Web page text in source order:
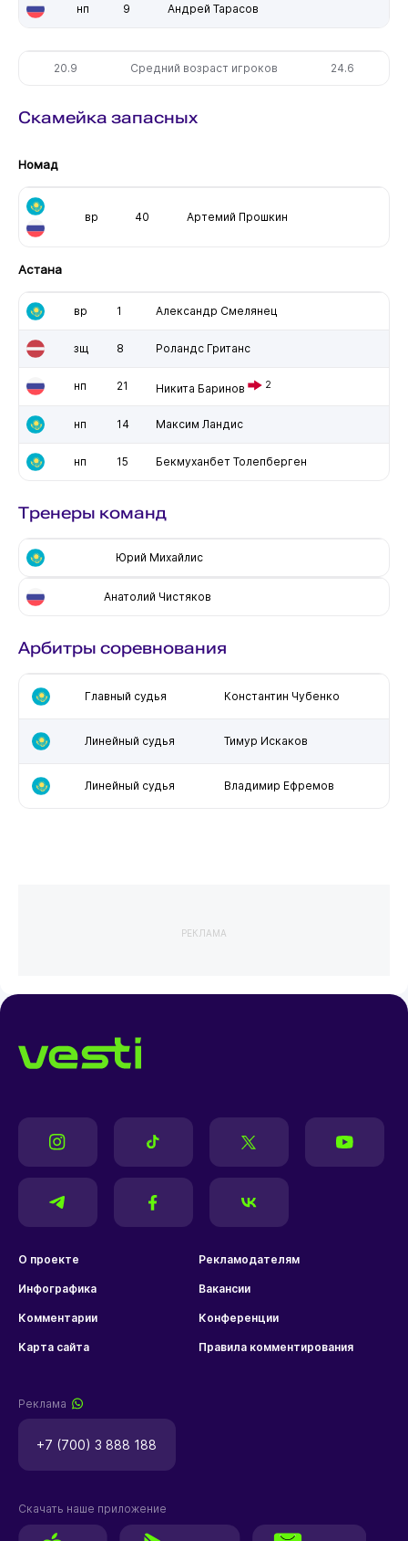
нп 9 Андрей Тарасов
20.9 Средний возраст игроков 24.6
Скамейка запасных
Номад
вр 40 Артемий Прошкин
Астана
вр 1 Александр Смелянец
зщ 8 Роландс Гританс
нп 21 Никита Баринов 2
нп 14 Максим Ландис
нп 15 Бекмуханбет Толепберген
Тренеры команд
Юрий Михайлис
Анатолий Чистяков
Арбитры соревнования
Главный судья Константин Чубенко
Линейный судья Тимур Искаков
Линейный судья Владимир Ефремов
РЕКЛАМА
О проекте Рекламодателям
Инфографика Вакансии
Комментарии Конференции
Карта сайта Правила комментирования
Реклама
+7 (700) 3 888 188
Скачать наше приложение